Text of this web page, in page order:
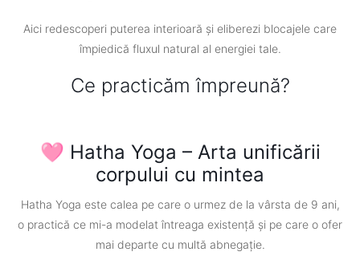
Aici redescoperi puterea interioară și eliberezi blocajele care
împiedică fluxul natural al energiei tale.
Ce practicăm împreună?
🩷 Hatha Yoga – Arta unificării
corpului cu mintea
Hatha Yoga este calea pe care o urmez de la vârsta de 9 ani,
o practică ce mi-a modelat întreaga existență și pe care o ofer
mai departe cu multă abnegație.